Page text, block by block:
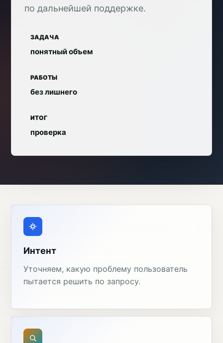
по дальнейшей поддержке.
ЗАДАЧА
понятный объем
РАБОТЫ
без лишнего
ИТОГ
проверка
Интент
Уточняем, какую проблему пользователь
пытается решить по запросу.